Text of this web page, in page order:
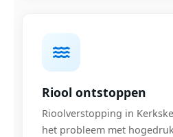
Riool ontstoppen
Rioolverstopping in
het probleem met